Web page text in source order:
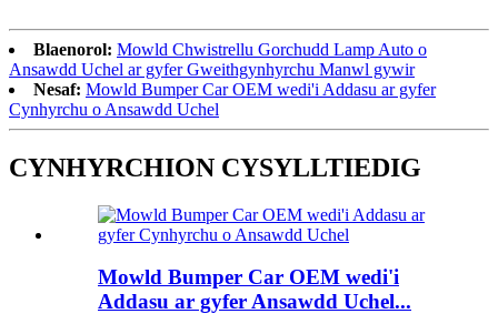
Blaenorol: Mowld Chwistrellu Gorchudd Lamp Auto o
Ansawdd Uchel ar gyfer Gweithgynhyrchu Manwl gywir
Nesaf: Mowld Bumper Car OEM wedi'i Addasu ar gyfer
Cynhyrchu o Ansawdd Uchel
CYNHYRCHION CYSYLLTIEDIG
Mowld Bumper Car OEM wedi'i
Addasu ar gyfer Ansawdd Uchel...